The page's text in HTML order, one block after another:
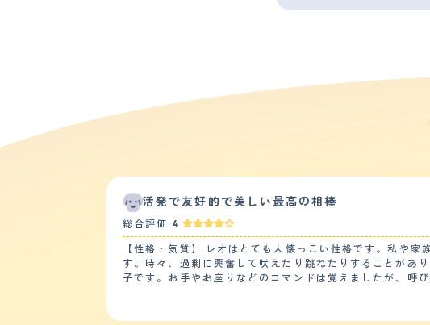
活発で友好的で美しい最高の相棒
総合評価 4
【性格・気質】 レオはとても人懐っこい性格です。私や
す。時々、過剰に興奮して吠えたり跳ねたりすることがあ
子です。お手やお座りなどのコマンドは覚えましたが、呼
ん。今のところ、大きな病気や怪我はありません。ただ、